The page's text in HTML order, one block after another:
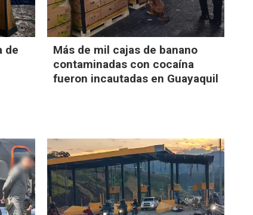
de
Más de mil cajas de banano
contaminadas con cocaína
fueron incautadas en Guayaquil